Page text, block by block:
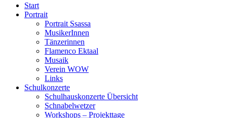
Start
Portrait
Portrait Ssassa
MusikerInnen
Tänzerinnen
Flamenco Ektaal
Musaik
Verein WOW
Links
Schulkonzerte
Schulhauskonzerte Übersicht
Schnabelwetzer
Workshops – Projekttage